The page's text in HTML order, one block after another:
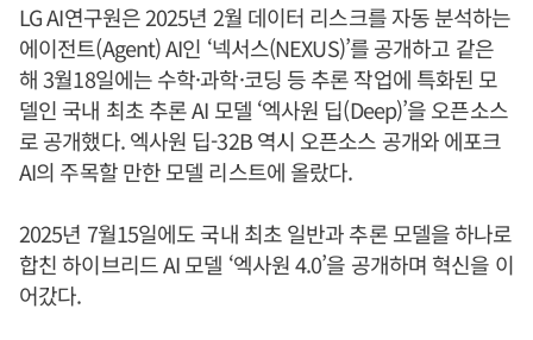
LG AI연구원은 2025년 2월 데이터 리스크를 자동 분석하는
에이전트(Agent) AI인 ‘넥서스(NEXUS)’를 공개하고 같은
해 3월18일에는 수학·과학·코딩 등 추론 작업에 특화된 모
델인 국내 최초 추론 AI 모델 ‘엑사원 딥(Deep)’을 오픈소스
로 공개했다. 엑사원 딥-32B 역시 오픈소스 공개와 에포크
AI의 주목할 만한 모델 리스트에 올랐다.
2025년 7월15일에도 국내 최초 일반과 추론 모델을 하나로
합친 하이브리드 AI 모델 ‘엑사원 4.0’을 공개하며 혁신을 이
어갔다.